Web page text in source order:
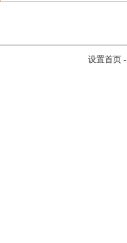
设置首页-